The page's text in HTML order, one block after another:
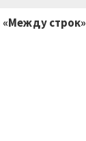
«Между строк»